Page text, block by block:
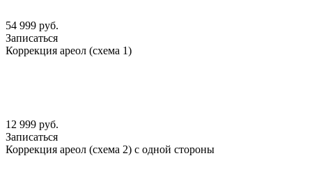
54 999 руб.
Записаться
Коррекция ареол (схема 1)
12 999 руб.
Записаться
Коррекция ареол (схема 2) с одной стороны